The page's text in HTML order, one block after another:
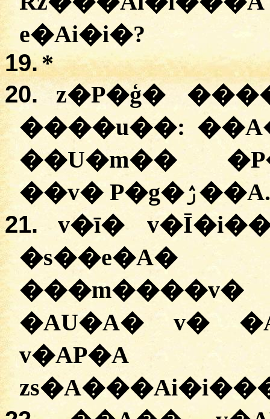
e�Ai�i�?
19.*
20.
z�P�ģ�
����u��:
��U�m��
��v� P�g�ۯ��A.
21.
v�ī�
�s��e�A�
�AU�A� v�